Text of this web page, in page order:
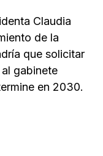
Claudia
de la
que solicitar
gabinete
en 2030.